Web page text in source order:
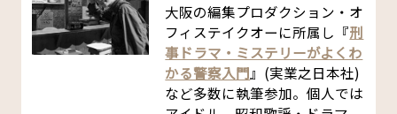
大阪の編集プロダクション・オ
フィステイクオーに所属し『刑
事ドラマ・ミステリーがよくわ
かる警察入門』(実業之日本社)
など多数に執筆参加。個人では